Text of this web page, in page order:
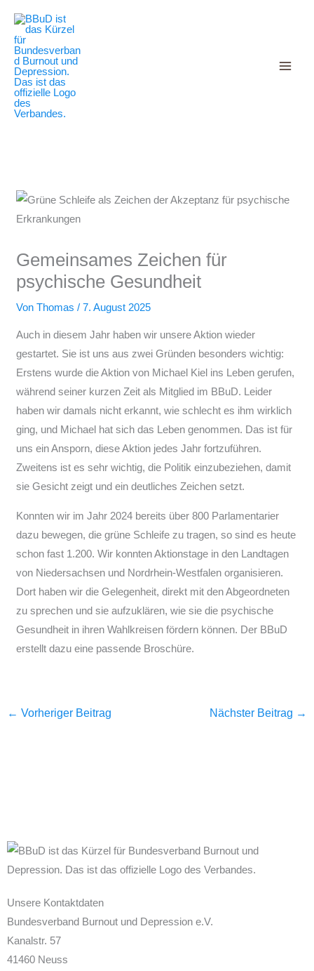
Inhalt
springen
Gemeinsames Zeichen für
psychische Gesundheit
VonThomas/7. August 2025
Auch in diesem Jahr haben wir unsere Aktion wieder
gestartet. Sie ist uns aus zwei Gründen besonders wichtig:
Erstens wurde die Aktion von Michael Kiel ins Leben gerufen,
während seiner kurzen Zeit als Mitglied im BBuD. Leider
haben wir damals nicht erkannt, wie schlecht es ihm wirklich
ging, und Michael hat sich das Leben genommen. Das ist für
uns ein Ansporn, diese Aktion jedes Jahr fortzuführen.
Zweitens ist es sehr wichtig, die Politik einzubeziehen, damit
sie Gesicht zeigt und ein deutliches Zeichen setzt.
Konnten wir im Jahr 2024 bereits über 800 Parlamentarier
dazu bewegen, die grüne Schleife zu tragen, so sind es heute
schon fast 1.200. Wir konnten Aktionstage in den Landtagen
von Niedersachsen und Nordrhein-Westfalen organisieren.
Dort haben wir die Gelegenheit, direkt mit den Abgeordneten
zu sprechen und sie aufzuklären, wie sie die psychische
Gesundheit in ihren Wahlkreisen fördern können. Der BBuD
erstellt dazu eine passende Broschüre.
← Vorheriger Beitrag Nächster Beitrag →
Unsere Kontaktdaten
Bundesverband Burnout und Depression e.V.
Kanalstr. 57
41460 Neuss